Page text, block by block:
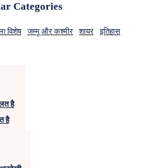
Categories
विशेष जम्मू और कश्मीर शायर इतिहास
है